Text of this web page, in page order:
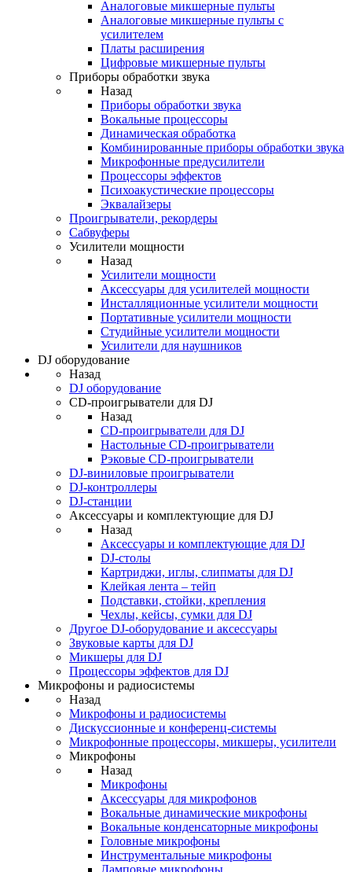
Аналоговые микшерные пульты
Аналоговые микшерные пульты с
усилителем
Платы расширения
Цифровые микшерные пульты
Приборы обработки звука
Назад
Приборы обработки звука
Вокальные процессоры
Динамическая обработка
Комбинированные приборы обработки звука
Микрофонные предусилители
Процессоры эффектов
Психоакустические процессоры
Эквалайзеры
Проигрыватели, рекордеры
Сабвуферы
Усилители мощности
Назад
Усилители мощности
Аксессуары для усилителей мощности
Инсталляционные усилители мощности
Портативные усилители мощности
Студийные усилители мощности
Усилители для наушников
DJ оборудование
Назад
DJ оборудование
CD-проигрыватели для DJ
Назад
CD-проигрыватели для DJ
Настольные CD-проигрыватели
Рэковые CD-проигрыватели
DJ-виниловые проигрыватели
DJ-контроллеры
DJ-станции
Аксессуары и комплектующие для DJ
Назад
Аксессуары и комплектующие для DJ
DJ-столы
Картриджи, иглы, слипматы для DJ
Клейкая лента – тейп
Подставки, стойки, крепления
Чехлы, кейсы, сумки для DJ
Другое DJ-оборудование и аксессуары
Звуковые карты для DJ
Микшеры для DJ
Процессоры эффектов для DJ
Микрофоны и радиосистемы
Назад
Микрофоны и радиосистемы
Дискуссионные и конференц-системы
Микрофонные процессоры, микшеры, усилители
Микрофоны
Назад
Микрофоны
Аксессуары для микрофонов
Вокальные динамические микрофоны
Вокальные конденсаторные микрофоны
Головные микрофоны
Инструментальные микрофоны
Ламповые микрофоны